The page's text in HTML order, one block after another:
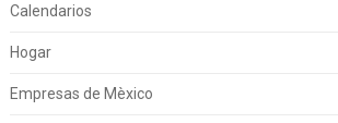
Calendarios
Hogar
Empresas de Mèxico